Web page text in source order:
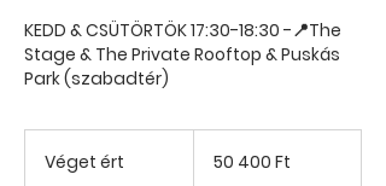
KEDD & CSÜTÖRTÖK 17:30-18:30 -📍The
Stage & The Private Rooftop & Puskás
Park (szabadtér)
Véget ért
forint50 400 Ft